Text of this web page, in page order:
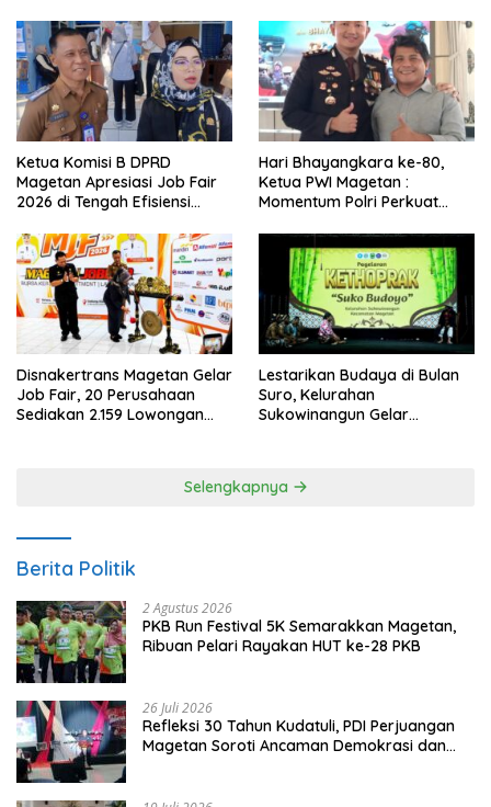
Ketua Komisi B DPRD
Magetan Apresiasi Job Fair
2026 di Tengah Efisiensi
Hari Bhayangkara ke-80,
Ketua PWI Magetan :
Momentum Polri Perkuat
Disnakertrans Magetan Gelar
Job Fair, 20 Perusahaan
Sediakan 2.159 Lowongan
Lestarikan Budaya di Bulan
Suro, Kelurahan
Sukowinangun Gelar
Selengkapnya
Berita Politik
2 Agustus 2026
PKB Run Festival 5K Semarakkan Magetan,
Ribuan Pelari Rayakan HUT ke-28 PKB
26 Juli 2026
Refleksi 30 Tahun Kudatuli, PDI Perjuangan
Magetan Soroti Ancaman Demokrasi dan